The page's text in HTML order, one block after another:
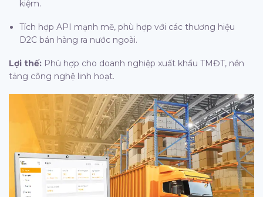
kiệm.
Tích hợp API mạnh mẽ, phù hợp với các thương hiệu
D2C bán hàng ra nước ngoài.
Lợi thế: Phù hợp cho doanh nghiệp xuất khẩu TMĐT, nền
tảng công nghệ linh hoạt.